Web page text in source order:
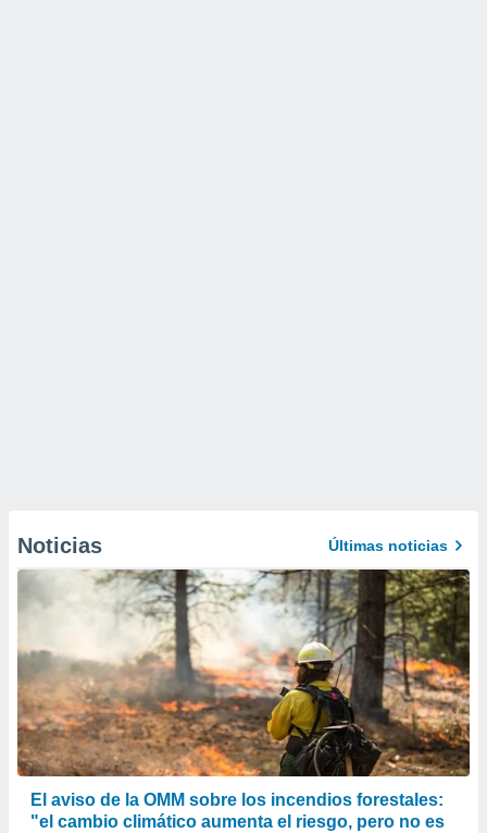
Noticias Últimas noticias
El aviso de la OMM sobre los incendios forestales:
"el cambio climático aumenta el riesgo, pero no es